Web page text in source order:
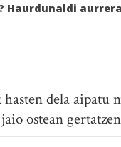
Haurdunaldi
dela aipatu
ostean